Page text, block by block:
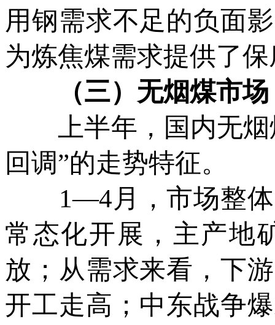
用钢需求不足的负面
为炼焦煤需求提供了
（三）无烟煤市场
上半年，国内无烟
回调”的走势特征。
1—4月，市场整体
常态化开展，主产地
放；从需求来看，下
开工走高；中东战争